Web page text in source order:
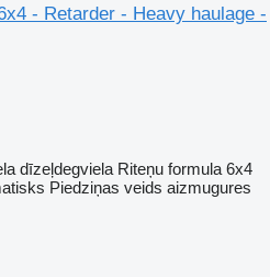
- Retarder - Heavy haulage -
dīzeļdegviela Riteņu formula 6x4
Piedziņas veids aizmugures